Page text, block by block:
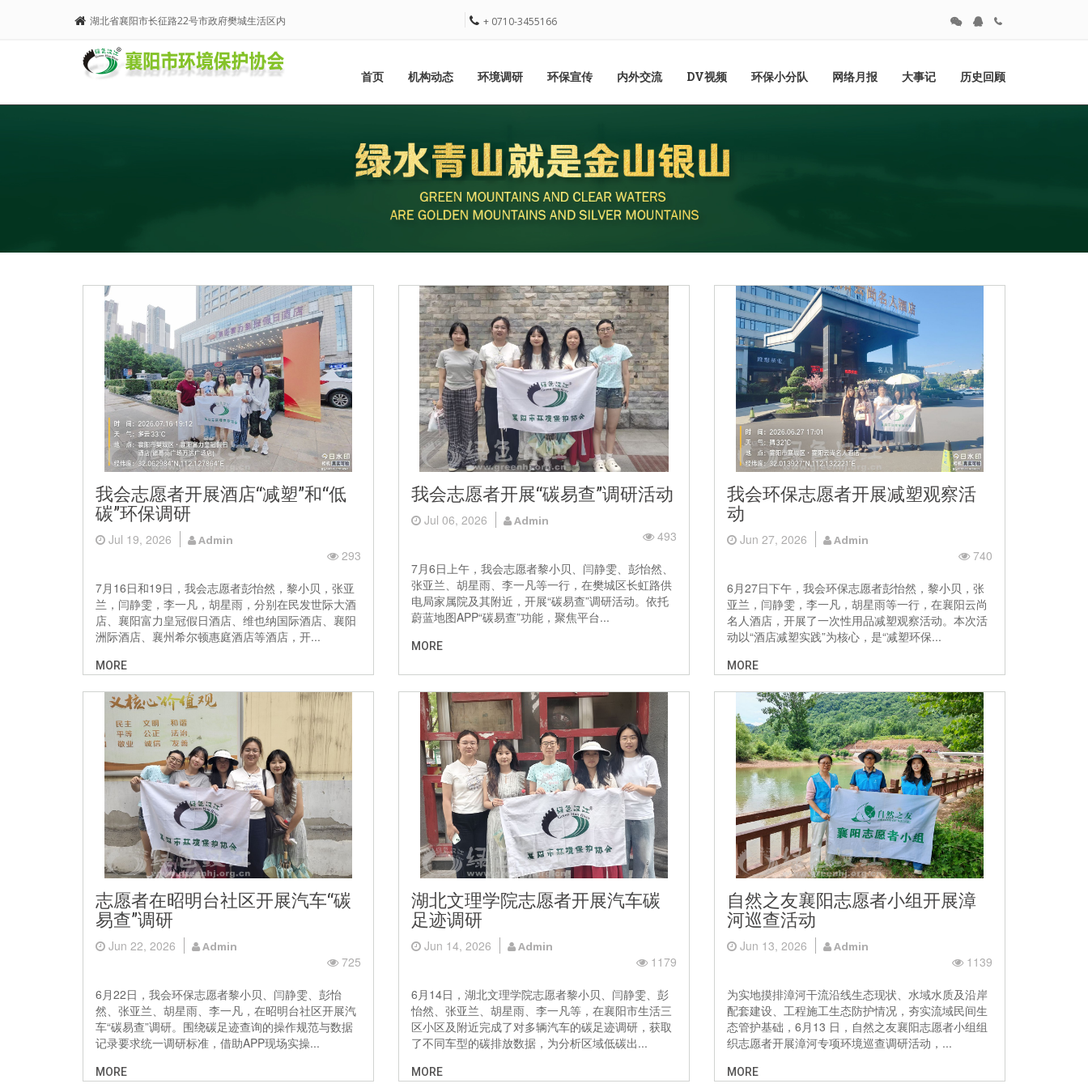
湖北省襄阳市长征路22号市政府樊城生活区内 + 0710-3455166
首页 机构动态 环境调研 环保宣传 内外交流 DV视频 环保小分队 网络月报 大事记 历史回顾
我会志愿者开展酒店“减塑”和“低
碳”环保调研
Jul 19, 2026 Admin
293
7月16日和19日，我会志愿者彭怡然，黎小贝，张亚
兰，闫静雯，李一凡，胡星雨，分别在民发世际大酒
店、襄阳富力皇冠假日酒店、维也纳国际酒店、襄阳
洲际酒店、襄州希尔顿惠庭酒店等酒店，开...
MORE
我会志愿者开展“碳易查”调研活动
Jul 06, 2026 Admin
493
7月6日上午，我会志愿者黎小贝、闫静雯、彭怡然、
张亚兰、胡星雨、李一凡等一行，在樊城区长虹路供
电局家属院及其附近，开展“碳易查”调研活动。依托
蔚蓝地图APP“碳易查”功能，聚焦平台...
MORE
我会环保志愿者开展减塑观察活
动
Jun 27, 2026 Admin
740
6月27日下午，我会环保志愿者彭怡然，黎小贝，张
亚兰，闫静雯，李一凡，胡星雨等一行，在襄阳云尚
名人酒店，开展了一次性用品减塑观察活动。本次活
动以“酒店减塑实践”为核心，是“减塑环保...
MORE
志愿者在昭明台社区开展汽车“碳
易查”调研
Jun 22, 2026 Admin
725
6月22日，我会环保志愿者黎小贝、闫静雯、彭怡
然、张亚兰、胡星雨、李一凡，在昭明台社区开展汽
车“碳易查”调研。围绕碳足迹查询的操作规范与数据
记录要求统一调研标准，借助APP现场实操...
MORE
湖北文理学院志愿者开展汽车碳
足迹调研
Jun 14, 2026 Admin
1179
6月14日，湖北文理学院志愿者黎小贝、闫静雯、彭
怡然、张亚兰、胡星雨、李一凡等，在襄阳市生活三
区小区及附近完成了对多辆汽车的碳足迹调研，获取
了不同车型的碳排放数据，为分析区域低碳出...
MORE
自然之友襄阳志愿者小组开展漳
河巡查活动
Jun 13, 2026 Admin
1139
为实地摸排漳河干流沿线生态现状、水域水质及沿岸
配套建设、工程施工生态防护情况，夯实流域民间生
态管护基础，6月13 日，自然之友襄阳志愿者小组组
织志愿者开展漳河专项环境巡查调研活动，...
MORE